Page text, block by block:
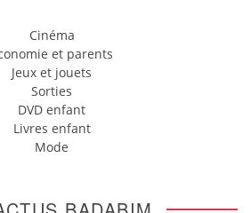
Cinéma
et parents
Jeux et jouets
Sorties
DVD enfant
Livres enfant
Mode